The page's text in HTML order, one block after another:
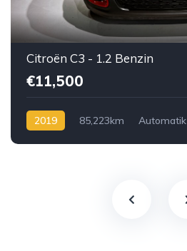
Citroën C3 - 1.2 Benzin
€11,500
2019 85,223km Automatik